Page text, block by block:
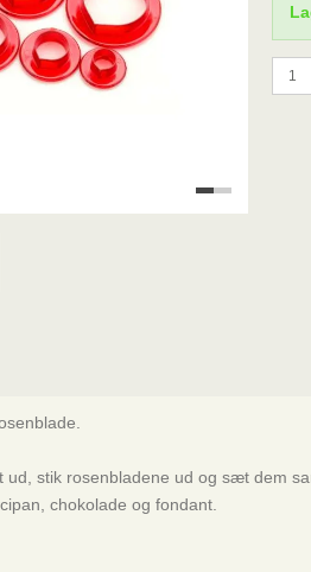
ud, stik rosenbladene ud og sæt dem
chokolade og fondant.